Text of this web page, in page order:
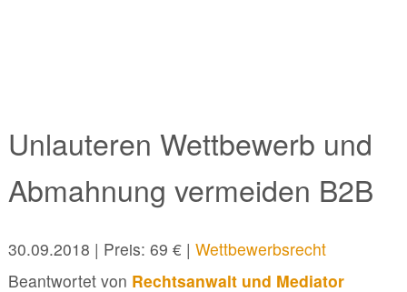
Unlauteren Wettbewerb und
Abmahnung vermeiden B2B
30.09.2018 | Preis: 69 € | Wettbewerbsrecht
Beantwortet von Rechtsanwalt und Mediator